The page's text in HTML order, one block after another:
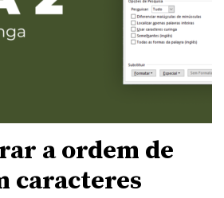
a ordem de
caracteres